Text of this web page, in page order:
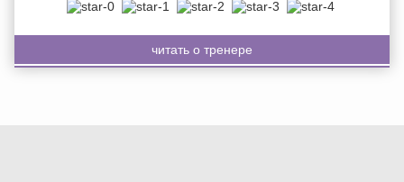
читать о тренере